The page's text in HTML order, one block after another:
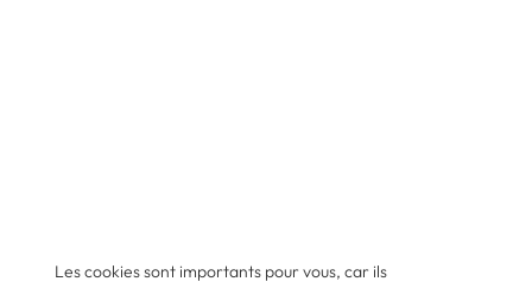
Les cookies sont importants pour vous, car ils